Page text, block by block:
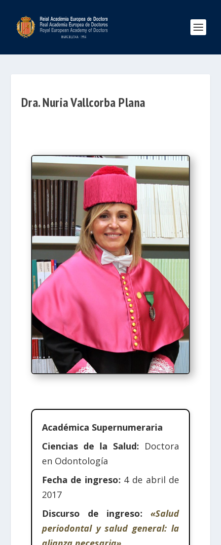
Dra. Nuria Vallcorba Plana
Académica Supernumeraria
Ciencias de la Salud: Doctora
en Odontología
Fecha de ingreso: 4 de abril de
2017
Discurso de ingreso:«Salud
periodontal y salud general: la